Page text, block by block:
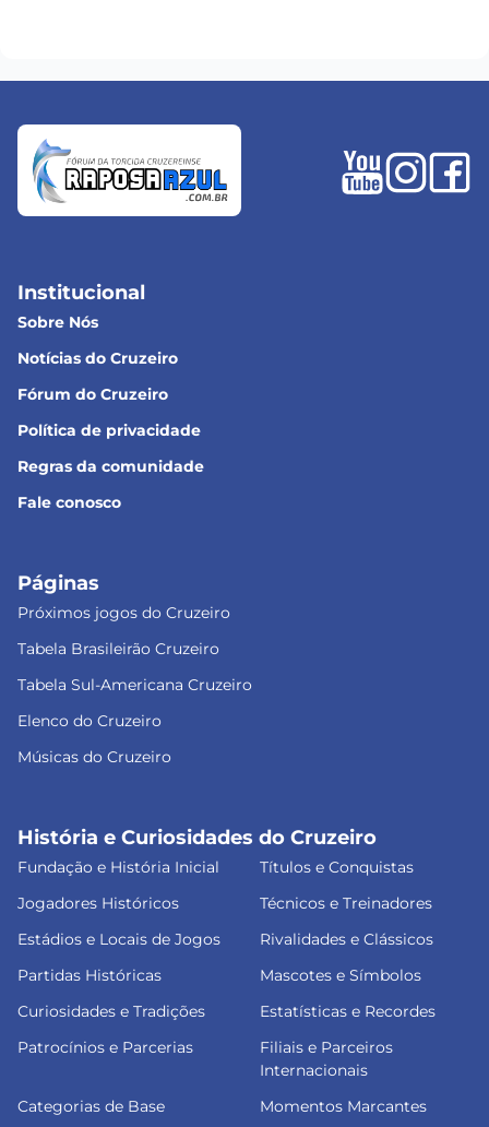
Institucional
Sobre Nós
Notícias do Cruzeiro
Fórum do Cruzeiro
Política de privacidade
Regras da comunidade
Fale conosco
Páginas
Próximos jogos do Cruzeiro
Tabela Brasileirão Cruzeiro
Tabela Sul-Americana Cruzeiro
Elenco do Cruzeiro
Músicas do Cruzeiro
História e Curiosidades do Cruzeiro
Fundação e História Inicial
Títulos e Conquistas
Jogadores Históricos
Técnicos e Treinadores
Estádios e Locais de Jogos
Rivalidades e Clássicos
Partidas Históricas
Mascotes e Símbolos
Curiosidades e Tradições
Estatísticas e Recordes
Patrocínios e Parcerias
Filiais e Parceiros
Internacionais
Categorias de Base
Momentos Marcantes